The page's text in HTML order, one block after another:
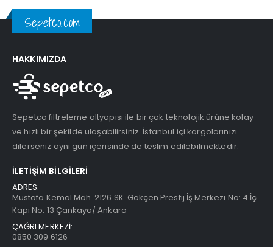
Sepetco.com
HAKKIMIZDA
Sepetco filtreleme altyapısı ile bir çok teknolojik ürüne kolay
ve hızlı bir şekilde ulaşabilirsiniz. İstanbul içi kargolarınızı
dilerseniz aynı gün içerisinde de teslim edilebilmektedir.
İLETIŞIM BILGILERI
ADRES:
Mustafa Kemal Mah. 2126 SK. Gökçen Prestij İş Merkezi No: 4 İç
Kapı No: 13 Çankaya/ Ankara
ÇAĞRI MERKEZİ:
0850 309 6126